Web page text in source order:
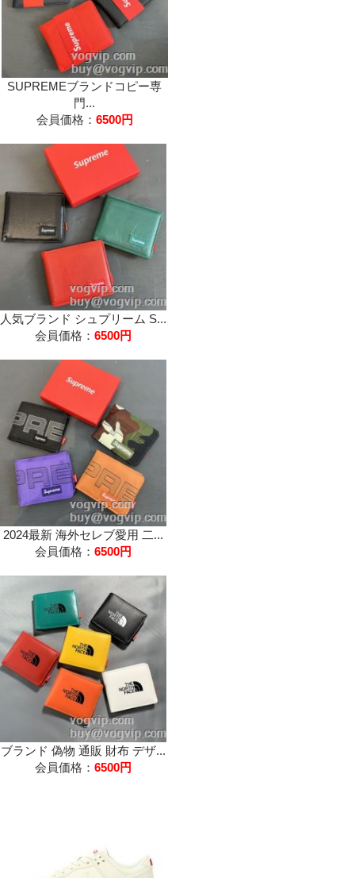
SUPREMEブランドコピー専
門...
会員価格： 6500円
人気ブランド シュプリーム S...
会員価格： 6500円
2024最新 海外セレブ愛用 二...
会員価格： 6500円
ブランド 偽物 通販 財布 デザ...
会員価格： 6500円